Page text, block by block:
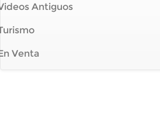
Antiguos
Venta